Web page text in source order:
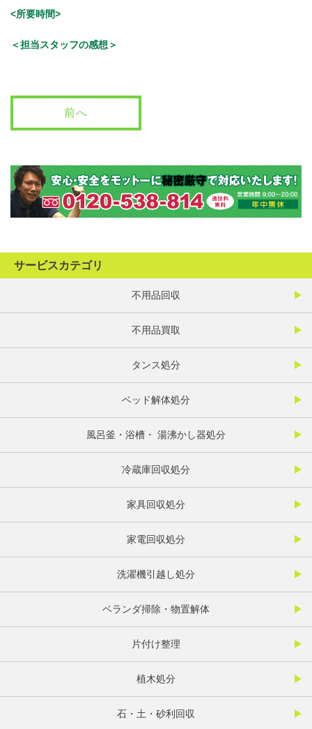
<所要時間>
＜担当スタッフの感想＞
前へ
サービスカテゴリ
不用品回収
不用品買取
タンス処分
ベッド解体処分
風呂釜・浴槽・ 湯沸かし器処分
冷蔵庫回収処分
家具回収処分
家電回収処分
洗濯機引越し処分
ベランダ掃除・物置解体
片付け整理
植木処分
石・土・砂利回収